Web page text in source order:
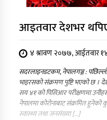
आइतवार देशभर
४ श्रावण २०७७, आईतवार
सदरलाइनडटकम, नेपालगञ्ज :
भाइरसको संक्रमण पुष्टि भएको छ ।
सय ४१ को पिसिआर परीक्षणमा
नेपालमा कोरोनाबाट संक्रमित
स्वास्थ्य तथा जनसंख्या […]